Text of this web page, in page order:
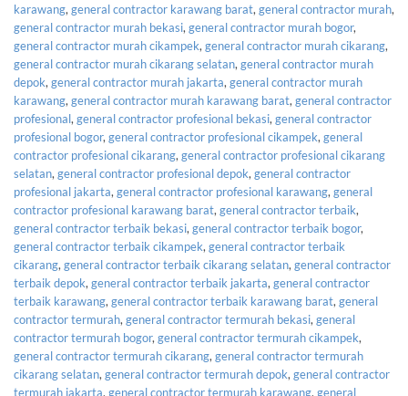
karawang, general contractor karawang barat, general contractor murah,
general contractor murah bekasi, general contractor murah bogor,
general contractor murah cikampek, general contractor murah cikarang,
general contractor murah cikarang selatan, general contractor murah
depok, general contractor murah jakarta, general contractor murah
karawang, general contractor murah karawang barat, general contractor
profesional, general contractor profesional bekasi, general contractor
profesional bogor, general contractor profesional cikampek, general
contractor profesional cikarang, general contractor profesional cikarang
selatan, general contractor profesional depok, general contractor
profesional jakarta, general contractor profesional karawang, general
contractor profesional karawang barat, general contractor terbaik,
general contractor terbaik bekasi, general contractor terbaik bogor,
general contractor terbaik cikampek, general contractor terbaik
cikarang, general contractor terbaik cikarang selatan, general contractor
terbaik depok, general contractor terbaik jakarta, general contractor
terbaik karawang, general contractor terbaik karawang barat, general
contractor termurah, general contractor termurah bekasi, general
contractor termurah bogor, general contractor termurah cikampek,
general contractor termurah cikarang, general contractor termurah
cikarang selatan, general contractor termurah depok, general contractor
termurah jakarta, general contractor termurah karawang, general